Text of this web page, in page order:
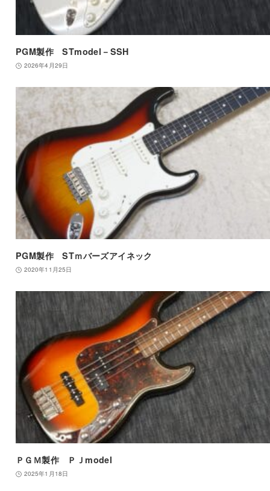
PGM製作 STmodel－SSH
2026年4月29日
PGM製作 STｍバーズアイネック
2020年11月25日
ＰＧＭ製作 ＰＪmodel
2025年1月18日